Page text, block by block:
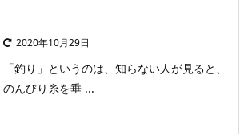
2020年10月29日
「釣り」というのは、知らない人が見ると、
のんびり糸を垂 ...